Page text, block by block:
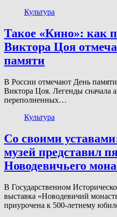
Культура
Такое «Кино»: как
Виктора Цоя
памяти
В России отмечают День
Виктора Цоя. Легенды сначала
переполненных…
Культура
Со своими
музей представил
Новодевичьего
В Государственном
выставка «Новодевичий
приурочена к 500-летнему